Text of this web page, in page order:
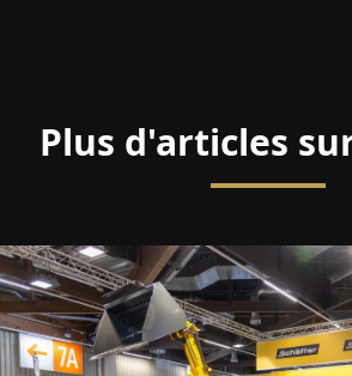
Plus d'articles